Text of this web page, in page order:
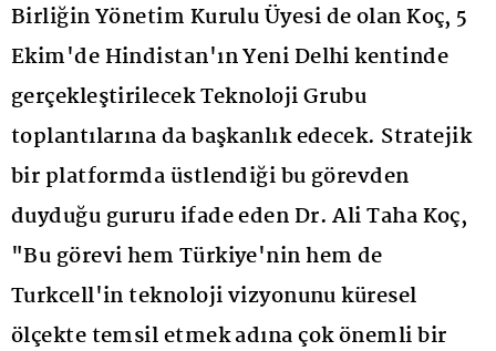
Birliğin Yönetim Kurulu Üyesi de olan Koç, 5
Ekim'de Hindistan'ın Yeni Delhi kentinde
gerçekleştirilecek Teknoloji Grubu
toplantılarına da başkanlık edecek. Stratejik
bir platformda üstlendiği bu görevden
duyduğu gururu ifade eden Dr. Ali Taha Koç,
"Bu görevi hem Türkiye'nin hem de
Turkcell'in teknoloji vizyonunu küresel
ölçekte temsil etmek adına çok önemli bir